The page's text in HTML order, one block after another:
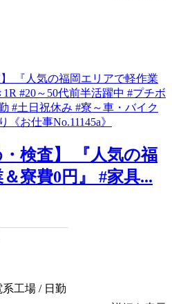
・検査】 『人気の福
寮費0円』 #家具...
工場 / 日勤